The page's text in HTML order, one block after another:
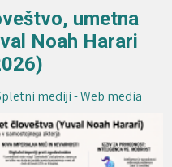
umetna
Noah Harari
mediji - Web media